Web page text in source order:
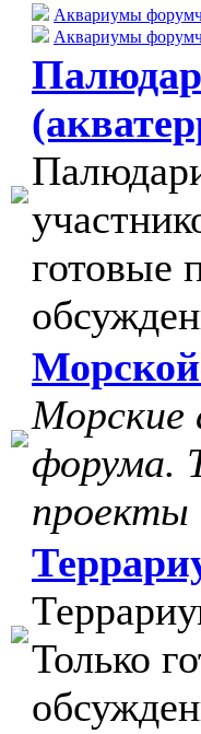
Аквариумы
Аквариумы
готовые
Морские
форума.
проекты
Только